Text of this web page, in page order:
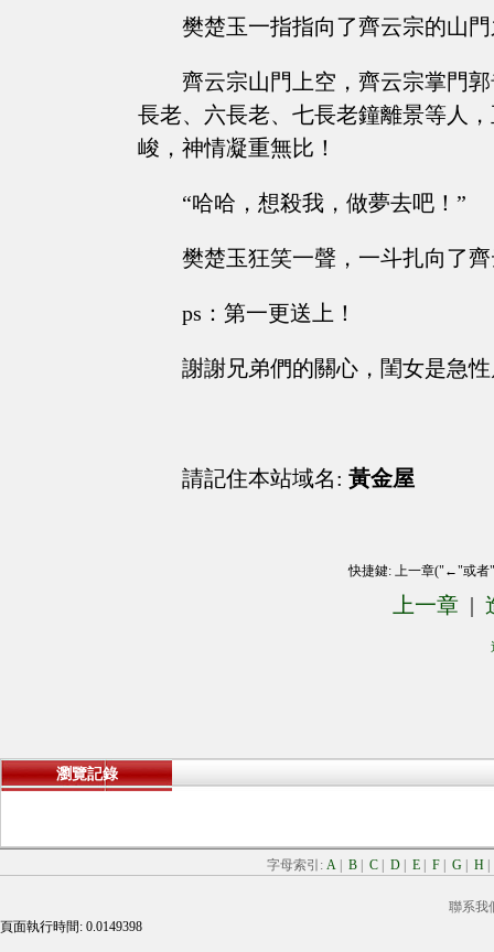
樊楚玉一指指向了齊云宗的山
齊云宗山門上空，齊云宗掌門
長老、六長老、七長老鐘離景等人
峻，神情凝重無比！
“哈哈，想殺我，做夢去吧！”
樊楚玉狂笑一聲，一斗扎向了
ps：第一更送上！
謝謝兄弟們的關心，閨女是急
請記住本站域名: 黃金屋
快捷鍵: 上一章("←"或
上一章 |
瀏覽記錄
字母索引: A B C D E F G H
聯系我
頁面執行時間: 0.0149398